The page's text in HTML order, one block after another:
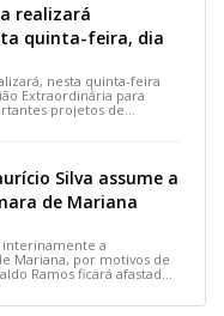
realizará
quinta-feira, dia
nesta quinta-feira
Extraordinária para
projetos de
Silva assume a
de Mariana
a
Mariana, por motivos de
Ramos ficará afastado